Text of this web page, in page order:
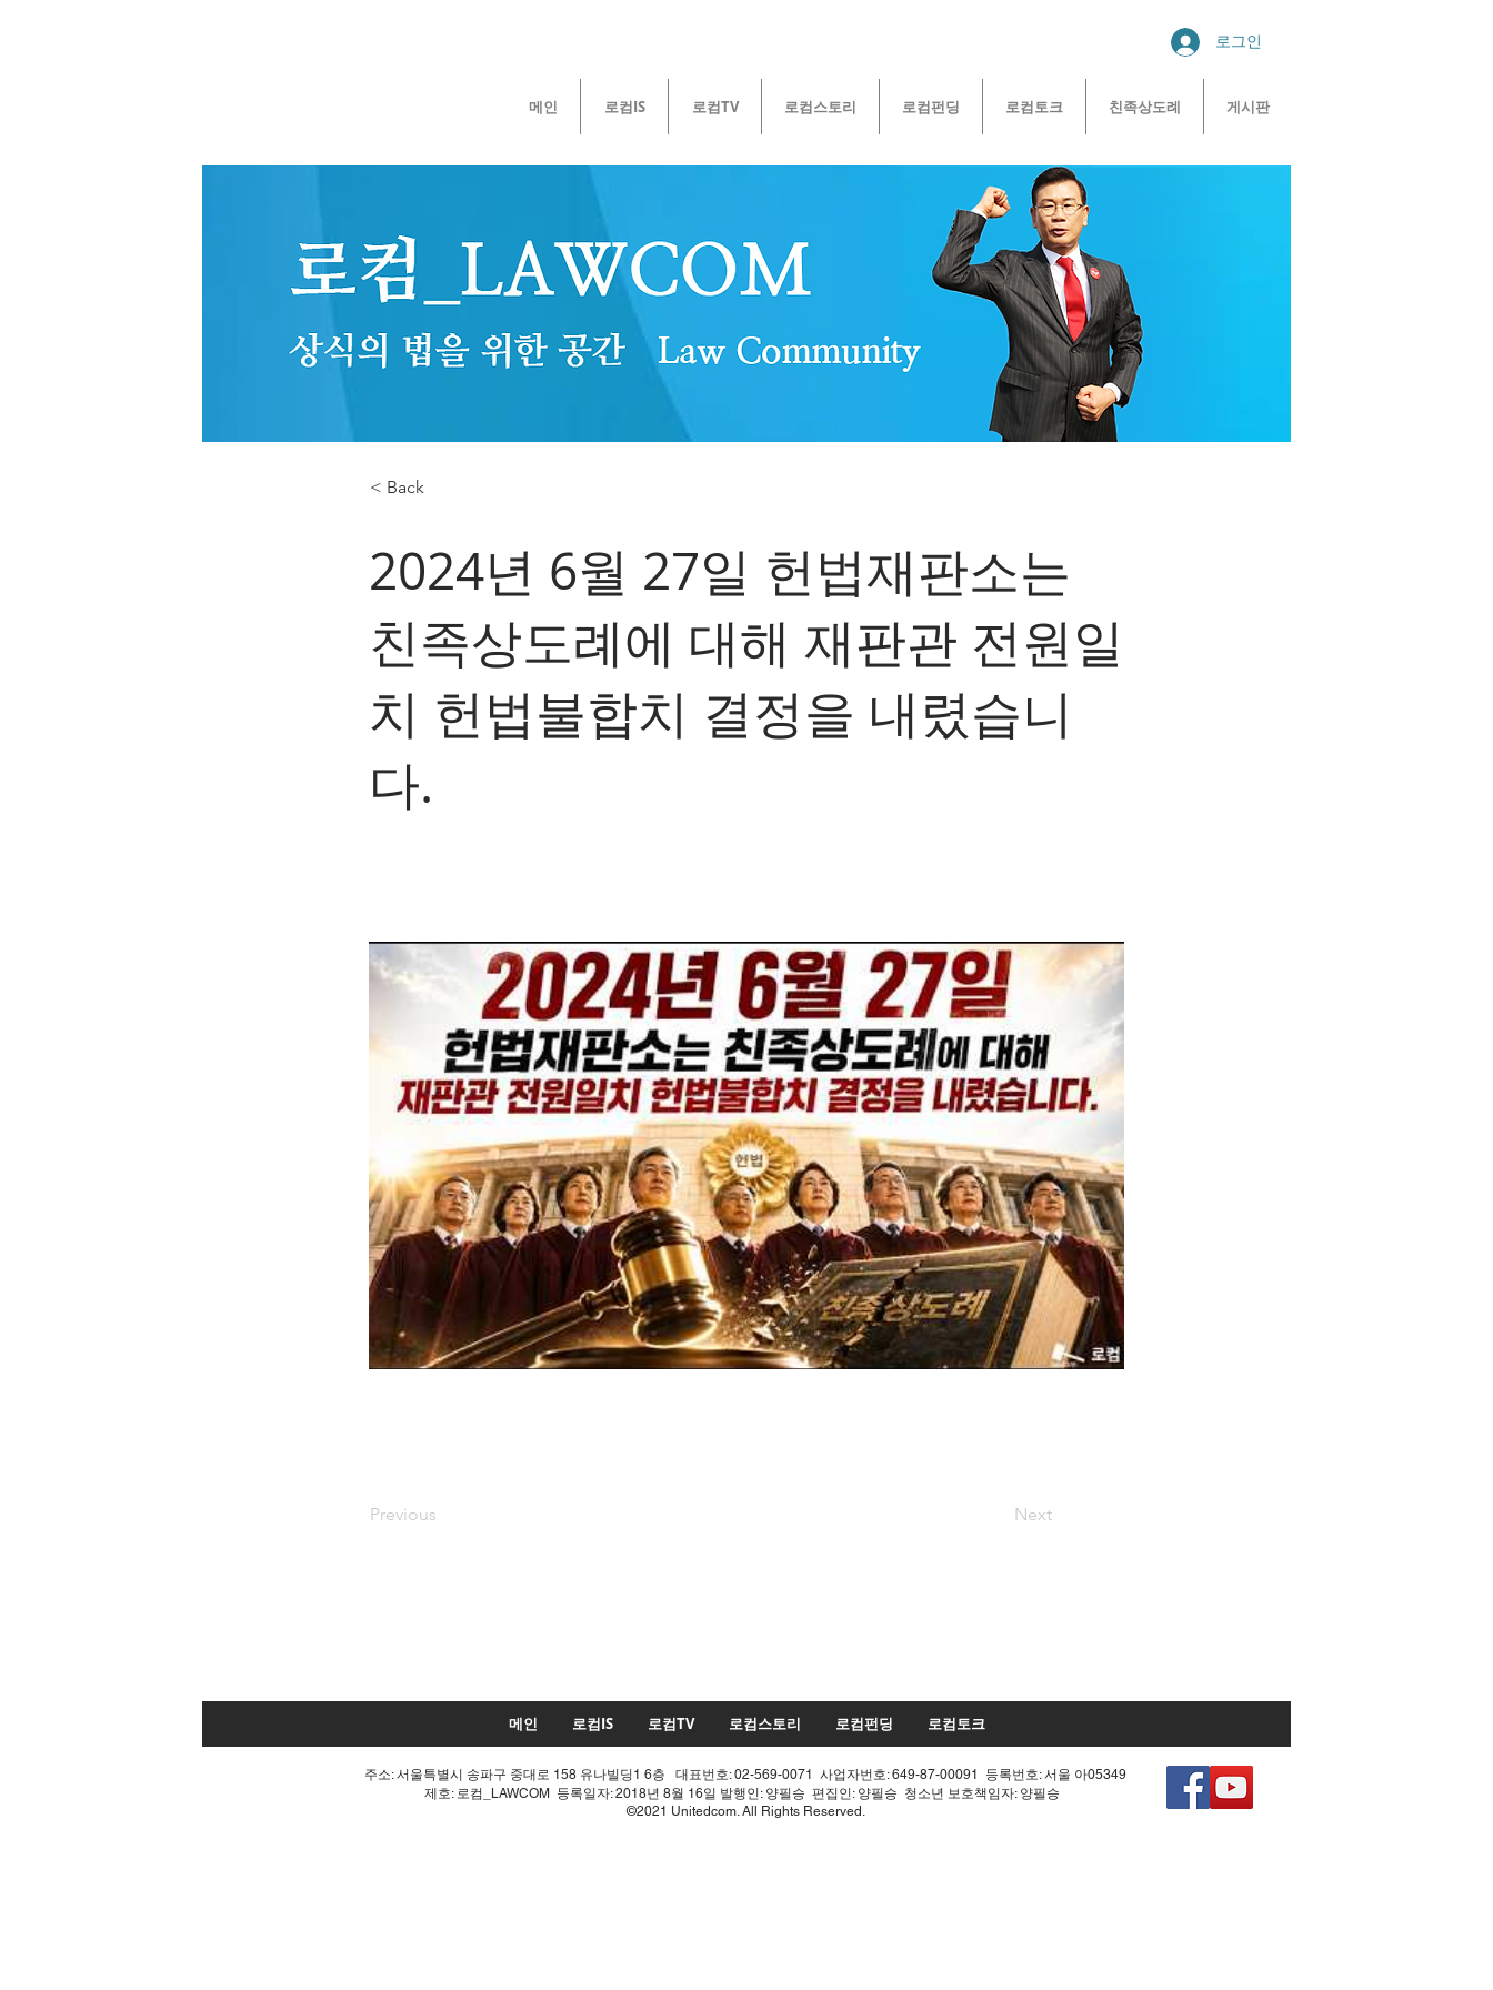
로그인
메인 로컴IS 로컴TV 로컴스토리 로컴펀딩 로컴토크 친족상도례 게시판
< Back
2024년 6월 27일 헌법재판소는
친족상도례에 대해 재판관 전원일
치 헌법불합치 결정을 내렸습니
다.
Previous Next
메인 로컴IS 로컴TV 로컴스토리 로컴펀딩 로컴토크
주소: 서울특별시 송파구 중대로 158 유나빌딩1 6층 대표번호: 02-569-0071 사업자번호: 649-87-00091 등록번호: 서울 아05349
제호: 로컴_LAWCOM 등록일자: 2018년 8월 16일 발행인: 양필승 편집인: 양필승 청소년 보호책임자: 양필승
©2021 Unitedcom. All Rights Reserved.